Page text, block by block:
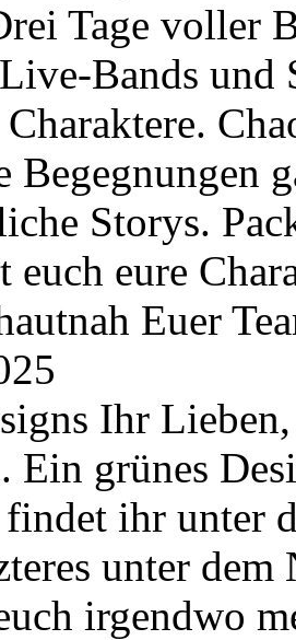
Tage voller
Bands und
Begegnungen
Storys.
euch eure
Euer
Ihr
Ein grünes
findet ihr unter
unter
irgendwo